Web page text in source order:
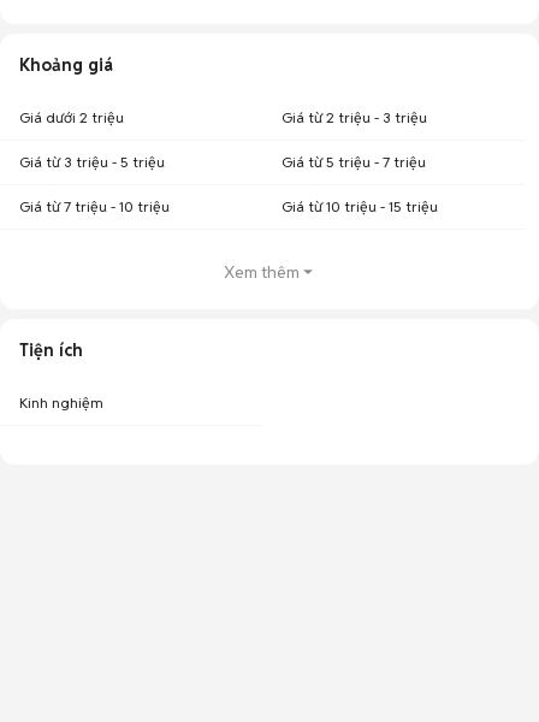
Khoảng giá
Giá dưới 2 triệu Giá từ 2 triệu - 3 triệu
Giá từ 3 triệu - 5 triệu Giá từ 5 triệu - 7 triệu
Giá từ 7 triệu - 10 triệu Giá từ 10 triệu - 15 triệu
Xem thêm
Tiện ích
Kinh nghiệm